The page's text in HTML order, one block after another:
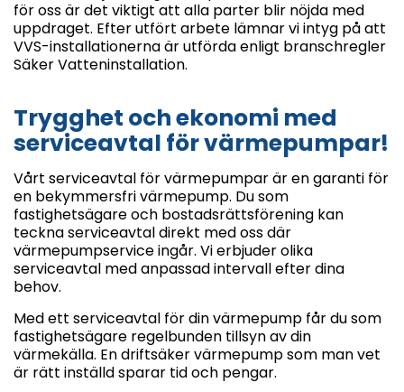
för oss är det viktigt att alla parter blir nöjda med
uppdraget. Efter utfört arbete lämnar vi intyg på att
VVS-installationerna är utförda enligt branschregler
Säker Vatteninstallation.
Trygghet och ekonomi med
serviceavtal för värmepumpar!
Vårt serviceavtal för värmepumpar är en garanti för
en bekymmersfri värmepump. Du som
fastighetsägare och bostadsrättsförening kan
teckna serviceavtal direkt med oss där
värmepumpservice ingår. Vi erbjuder olika
serviceavtal med anpassad intervall efter dina
behov.
Med ett serviceavtal för din värmepump får du som
fastighetsägare regelbunden tillsyn av din
värmekälla. En driftsäker värmepump som man vet
är rätt inställd sparar tid och pengar.